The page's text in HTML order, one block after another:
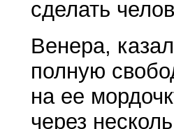
сделать
Венера,
полную
на ее
через